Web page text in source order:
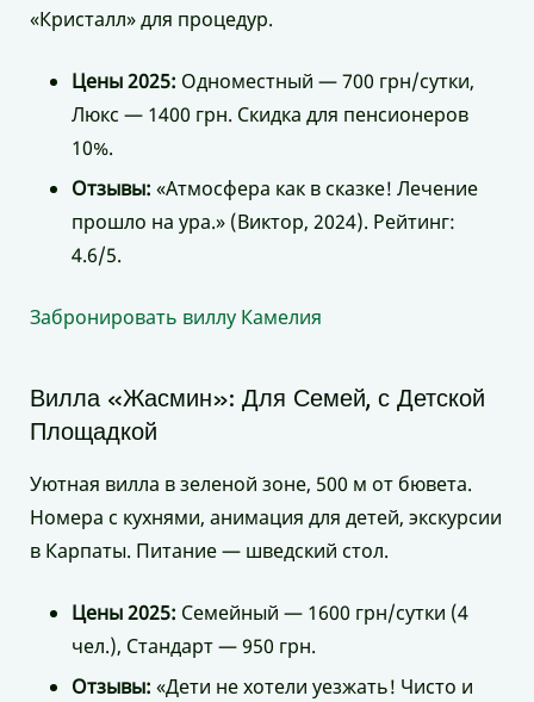
«Кристалл» для процедур.
Цены 2025: Одноместный — 700 грн/сутки,
Люкс — 1400 грн. Скидка для пенсионеров
10%.
Отзывы: «Атмосфера как в сказке! Лечение
прошло на ура.» (Виктор, 2024). Рейтинг:
4.6/5.
Забронировать виллу Камелия
Вилла «Жасмин»: Для Семей, с Детской
Площадкой
Уютная вилла в зеленой зоне, 500 м от бювета.
Номера с кухнями, анимация для детей, экскурсии
в Карпаты. Питание — шведский стол.
Цены 2025: Семейный — 1600 грн/сутки (4
чел.), Стандарт — 950 грн.
Отзывы: «Дети не хотели уезжать! Чисто и